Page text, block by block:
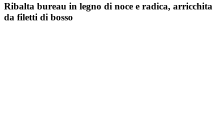
Ribalta bureau in legno di noce e radica, arricchita
da filetti di bosso